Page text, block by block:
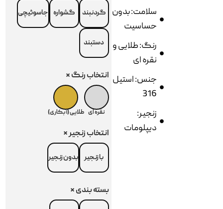
سلامت: بدون
حساسیت
رنگ: طلایی و
نقره ای
جنس: استیل
316
زنجیر:
دیپلومات
گردنبند گشواره جاسوئیچی
دستبند
انتخاب رنگ*
نقره ای طلایی (آبکاری)
انتخاب زنجیر*
با زنجیر بدون زنجیر
بسته بندی*